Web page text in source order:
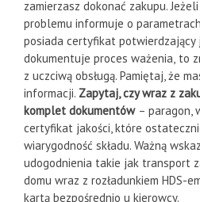
zamierzasz dokonać zakupu.
problemu informuje o
posiada certyfikat potwierdzający
dokumentuje proces ważenia, to
z uczciwą obsługą. Pamiętaj, że
informacji. Zapytaj, czy wraz z
komplet dokumentów – paragon,
certyfikat jakości, które
wiarygodność składu. Ważną
udogodnienia takie jak transport
domu wraz z rozładunkiem HDS-
kartą bezpośrednio u kierowcy.